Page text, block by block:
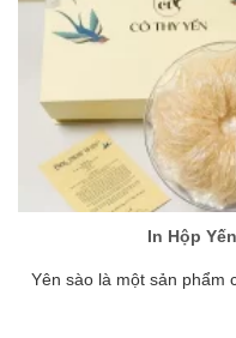
In Hộp
Yên sào là một sản phẩm